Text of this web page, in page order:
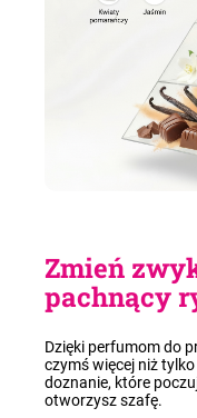
Zmień
pachnący
Dzięki perfumom do
czymś więcej niż
doznanie, które
otworzysz szafę.